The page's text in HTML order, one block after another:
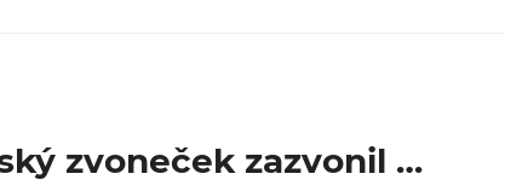
zvoneček zazvonil …